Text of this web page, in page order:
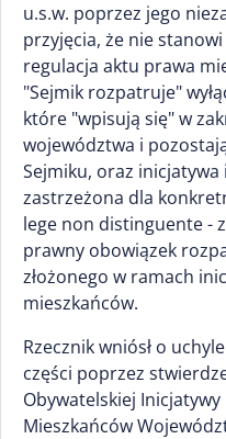
u.s.w. poprzez jego
przyjęcia, że nie
regulacja aktu prawa
"Sejmik rozpatruje"
które "wpisują się" w
województwa i
Sejmiku, oraz inicjatywa
zastrzeżona dla
lege non distinguente -
prawny obowiązek
złożonego w ramach
mieszkańców.
Rzecznik wniósł o
części poprzez
Obywatelskiej Inicjatywy
Mieszkańców